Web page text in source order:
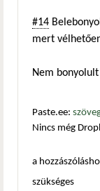
#14
mert
Nem
Paste.ee:
Nincs még
a
szükséges